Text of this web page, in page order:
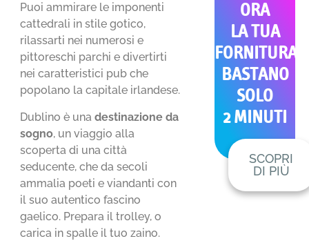
Puoi ammirare le imponenti
cattedrali in stile gotico,
rilassarti nei numerosi e
pittoreschi parchi e divertirti
nei caratteristici pub che
popolano la capitale irlandese.
Dublino è unadestinazione da
sogno, un viaggio alla
scoperta di una città
seducente, che da secoli
ammalia poeti e viandanti con
il suo autentico fascino
gaelico. Prepara il trolley, o
carica in spalle il tuo zaino.
ORA
LA TUA
FORNITURA
BASTANO
SOLO
2 MINUTI
SCOPRI
DI PIÙ